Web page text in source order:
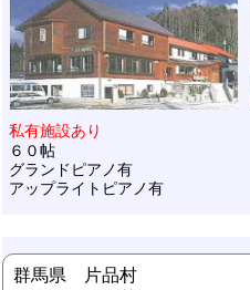
私有施設あり
６０帖
グランドピアノ有
アップライトピアノ有
群馬県 片品村